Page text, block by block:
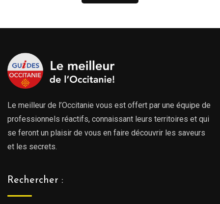
Le meilleur de l’Occitanie vous est offert par une équipe de
professionnels réactifs, connaissant leurs territoires et qui
se feront un plaisir de vous en faire découvrir les saveurs
et les secrets.
Rechercher :